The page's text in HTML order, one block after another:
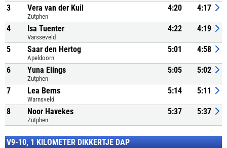
3 Vera van der Kuil
Zutphen
4:20 4:17
4 Isa Tuenter
Varsseveld
4:22 4:19
5 Saar den Hertog
Apeldoorn
5:01 4:58
6 Yuna Elings
Zutphen
5:05 5:02
7 Lea Berns
Warnsveld
5:14 5:11
8 Noor Havekes
Zutphen
5:37 5:37
V9-10, 1 KILOMETER DIKKERTJE DAP